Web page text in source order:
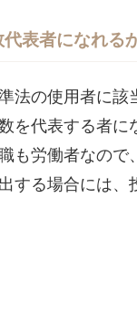
表者になれる
法の使用者に該
を代表する者に
も労働者なので
する場合には、